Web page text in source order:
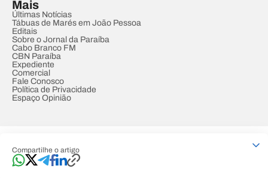
Compartilhe o artigo
Mais
Últimas Notícias
Tábuas de Marés em João Pessoa
Editais
Sobre o Jornal da Paraíba
Cabo Branco FM
CBN Paraíba
Expediente
Comercial
Fale Conosco
Política de Privacidade
Espaço Opinião
Developed by Designed by